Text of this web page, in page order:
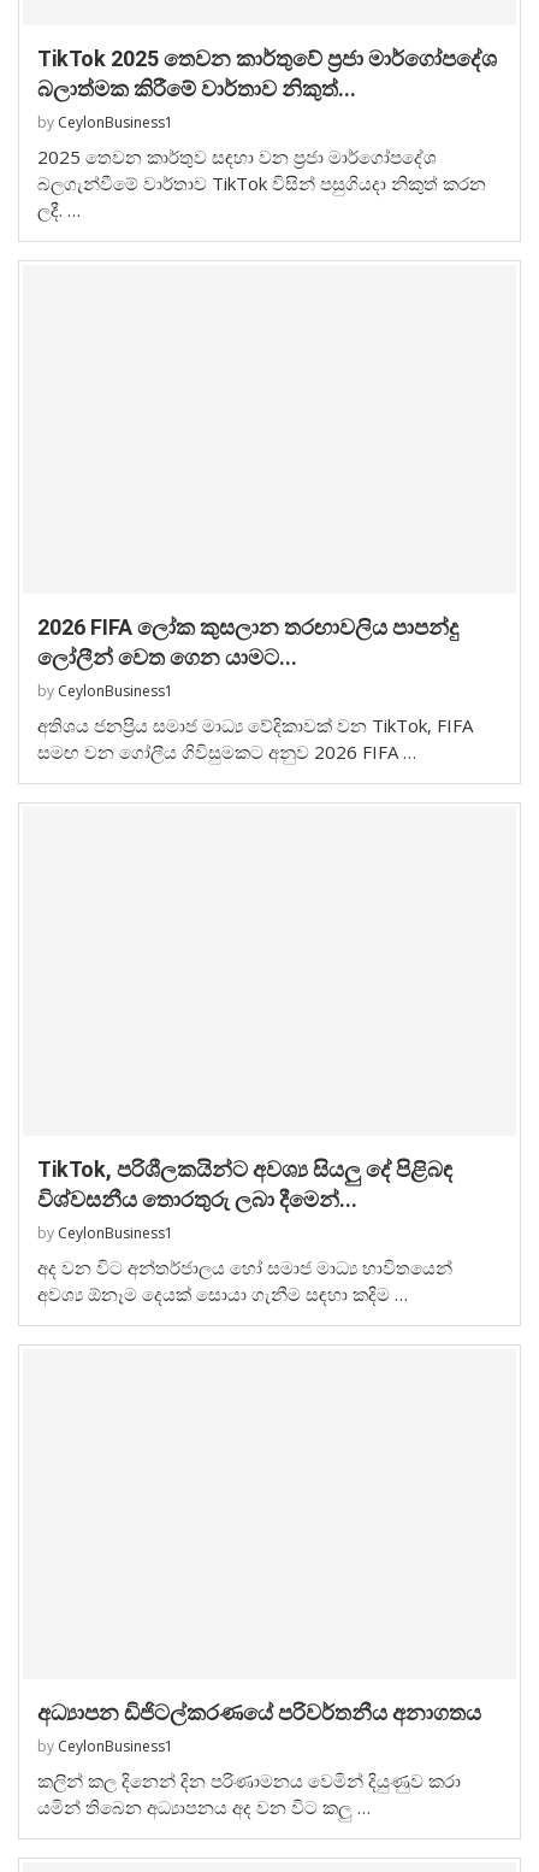
TikTok 2025 තෙවන කාර්තුවේ ප්‍රජා මාර්ගෝපදේශ
බලාත්මක කිරීමේ වාර්තාව නිකුත්...
by CeylonBusiness1
2025 තෙවන කාර්තුව සඳහා වන ප්‍රජා මාර්ගෝපදේශ
බලගැන්වීමේ වාර්තාව TikTok විසින් පසුගියදා නිකුත් කරන
ලදී. …
2026 FIFA ලෝක කුසලාන තරඟාවලිය පාපන්දු
ලෝලීන් වෙත ගෙන යාමට...
by CeylonBusiness1
අතිශය ජනප්‍රිය සමාජ මාධ්‍ය වේදිකාවක් වන TikTok, FIFA
සමඟ වන ගෝලීය ගිවිසුමකට අනුව 2026 FIFA …
TikTok, පරිශීලකයින්ට අවශ්‍ය සියලු දේ පිළිබඳ
විශ්වසනීය තොරතුරු ලබා දීමෙන්...
by CeylonBusiness1
අද වන විට අන්තර්ජාලය හෝ සමාජ මාධ්‍ය භාවිතයෙන්
අවශ්‍ය ඕනෑම දෙයක් සොයා ගැනීම සඳහා කදිම …
අධ්‍යාපන ඩිජිටල්කරණයේ පරිවර්තනීය අනාගතය
by CeylonBusiness1
කලින් කල දිනෙන් දින පරිණාමනය වෙමින් දියුණුව කරා
යමින් තිබෙන අධ්‍යාපනය අද වන විට කලු …